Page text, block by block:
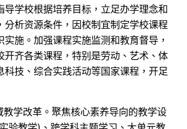
导学校根据培养目标，立足办学理念和
分析资源条件，因校制宜制定学校课程
实施。加强课程实施监测和教育督导，
开齐各类课程，特别是劳动、艺术、体
科技、综合实践活动等国家课程，开足
教学改革。聚焦核心素养导向的教学设